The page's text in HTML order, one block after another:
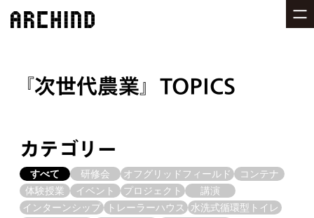
次世代農業 TOPICS
カテゴリー
すべて 研修会 オフグリッドフィールド
コンテナ
体験授業
イベント プロジェクト
講演
インターンシップ
トレーラーハウス
水洗式循環型トイレ